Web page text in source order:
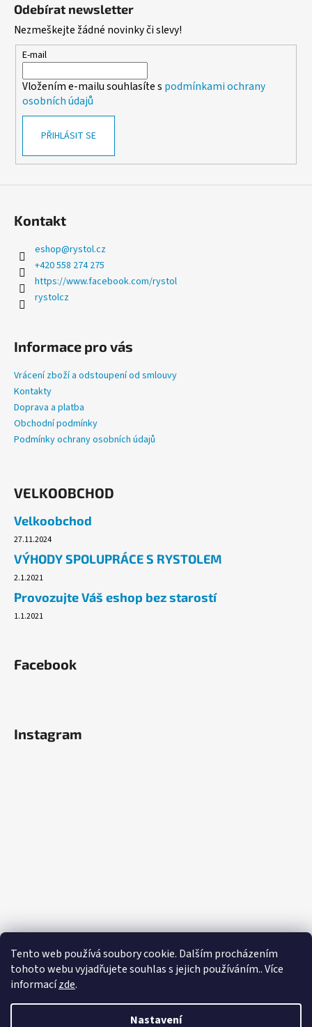
Tento web používá soubory cookie. Dalším procházením
tohoto webu vyjadřujete souhlas s jejich používáním.. Více
informacízde.
Nastavení
Odebírat newsletter
Nezmeškejte žádné novinky či slevy!
E-mail
Vložením e-mailu souhlasíte s podmínkami ochrany
osobních údajů
PŘIHLÁSIT SE
Kontakt
eshop@rystol.cz
+420 558 274 275
https://www.facebook.com/rystol
rystolcz
Informace pro vás
Vrácení zboží a odstoupení od smlouvy
Kontakty
Doprava a platba
Obchodní podmínky
Podmínky ochrany osobních údajů
VELKOOBCHOD
Velkoobchod
27.11.2024
VÝHODY SPOLUPRÁCE S RYSTOLEM
2.1.2021
Provozujte Váš eshop bez starostí
1.1.2021
Facebook
Instagram
Vytvořil Shoptet